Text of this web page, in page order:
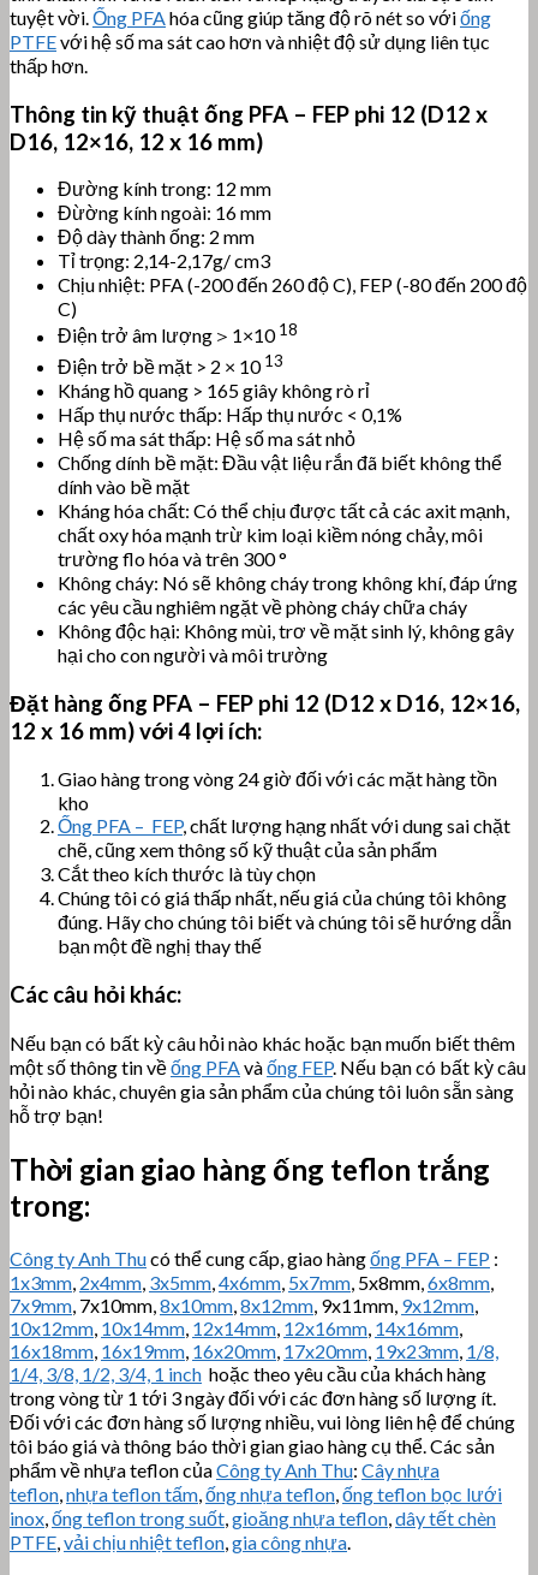
tuyệt vời.Ống PFAhóa cũng giúp tăng độ rõ nét so vớiống
PTFEvới hệ số ma sát cao hơn và nhiệt độ sử dụng liên tục
thấp hơn.
Thông tin kỹ thuật ống PFA – FEP phi 12 (D12 x
D16, 12×16, 12 x 16 mm)
Đường kính trong: 12 mm
Đừờng kính ngoài: 16 mm
Độ dày thành ống: 2 mm
Tỉ trọng: 2,14-2,17g/ cm3
Chịu nhiệt: PFA (-200 đến 260 độ C), FEP (-80 đến 200 độ
C)
Điện trở âm lượng＞1×1018
Điện trở bề mặt > 2 × 1013
Kháng hồ quang > 165 giây không rò rỉ
Hấp thụ nước thấp: Hấp thụ nước < 0,1%
Hệ số ma sát thấp: Hệ số ma sát nhỏ
Chống dính bề mặt: Đầu vật liệu rắn đã biết không thể
dính vào bề mặt
Kháng hóa chất: Có thể chịu được tất cả các axit mạnh,
chất oxy hóa mạnh trừ kim loại kiềm nóng chảy, môi
trường flo hóa và trên 300 °
Không cháy: Nó sẽ không cháy trong không khí, đáp ứng
các yêu cầu nghiêm ngặt về phòng cháy chữa cháy
Không độc hại: Không mùi, trơ về mặt sinh lý, không gây
hại cho con người và môi trường
Đặt hàng ống PFA – FEP phi 12 (D12 x D16, 12×16,
12 x 16 mm) với 4 lợi ích:
Giao hàng trong vòng 24 giờ đối với các mặt hàng tồn
kho
Ống PFA – FEP, chất lượng hạng nhất với dung sai chặt
chẽ, cũng xem thông số kỹ thuật của sản phẩm
Cắt theo kích thước là tùy chọn
Chúng tôi có giá thấp nhất, nếu giá của chúng tôi không
đúng. Hãy cho chúng tôi biết và chúng tôi sẽ hướng dẫn
bạn một đề nghị thay thế
Các câu hỏi khác:
Nếu bạn có bất kỳ câu hỏi nào khác hoặc bạn muốn biết thêm
một số thông tin vềống PFAvàống FEP. Nếu bạn có bất kỳ câu
hỏi nào khác, chuyên gia sản phẩm của chúng tôi luôn sẵn sàng
hỗ trợ bạn!
Thời gian giao hàng ống teflon trắng
trong:
Công ty Anh Thucó thể cung cấp, giao hàngống PFA – FEP :
1x3mm 2x4mm 3x5mm 4x6mm 5x7mm , 5x8mm, 6x8mm
7x9mm , 7x10mm, 8x10mm 8x12mm , 9x11mm, 9x12mm
10x12mm 10x14mm 12x14mm 12x16mm 14x16mm
16x18mm 16x19mm 16x20mm 17x20mm 19x23mm 1/8,
1/4, 3/8, 1/2, 3/4, 1 inch hoặc theo yêu cầu của khách hàng
trong vòng từ 1 tới 3 ngày đối với các đơn hàng số lượng ít.
Đối với các đơn hàng số lượng nhiều, vui lòng liên hệ để chúng
tôi báo giá và thông báo thời gian giao hàng cụ thể. Các sản
phẩm về nhựa teflon củaCông ty Anh Thu: Cây nhựa
teflon nhựa teflon tấm ống nhựa teflon ống teflon bọc lưới
inox ống teflon trong suốt gioăng nhựa teflon dây tết chèn
PTFE vải chịu nhiệt teflon gia công nhựa